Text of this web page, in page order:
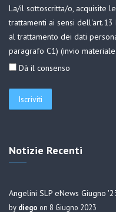
La/il sottoscritta/o, acquisite
trattamenti ai sensi
al trattamento dei dati
paragrafo C1) (invio
Dà il consenso
Notizie Recenti
Angelini SLP eNews Giugno
by diego on 8 Giugno 2023